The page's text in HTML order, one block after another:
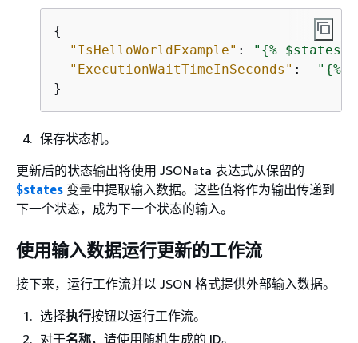
{
"IsHelloWorldExample" : " {%
"ExecutionWaitTimeInSeconds" : " {%
}
保存状态机。
更新后的状态输出将使用 JSONata 表达式从保留的
$states 变量中提取输入数据。这些值将作为输出传递到
下一个状态，成为下一个状态的输入。
使用输入数据运行更新的工作流
接下来，运行工作流并以 JSON 格式提供外部输入数据。
选择执行按钮以运行工作流。
对于名称，请使用随机生成的 ID。